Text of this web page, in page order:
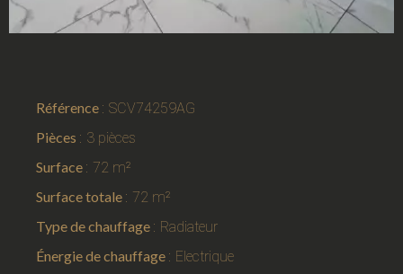
Référence SCV74259AG
Pièces
3 pièces
Surface
72 m²
Surface totale
72 m²
Type de chauffage
Radiateur
Énergie de chauffage
Electrique